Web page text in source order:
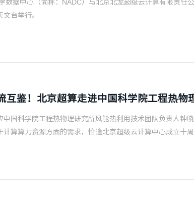
数据中心（简称：NADC）与北京北龙超级云计算有限责任
台举行。
互鉴！北京超算走进中国科学院工程热物
中国科学院工程热物理研究所风能热利用技术团队负责人钟
计算算力资源方面的需求，恰逢北京超级云计算中心成立十
的算力资源，加速支撑科研成果转化、助力科技创新。